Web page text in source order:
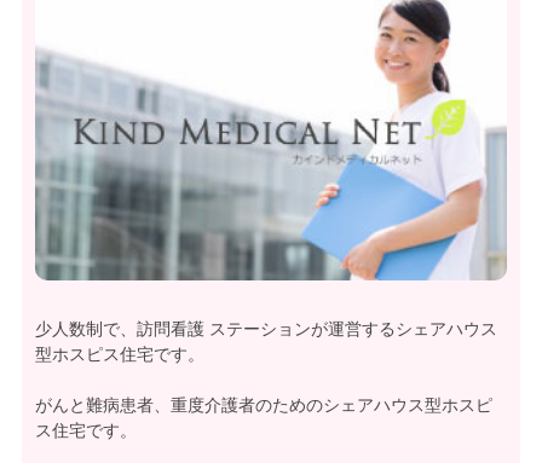
少人数制で、訪問看護 ステーションが運営するシェアハウス
型ホスピス住宅です。
がんと難病患者、重度介護者のためのシェアハウス型ホスピ
ス住宅です。